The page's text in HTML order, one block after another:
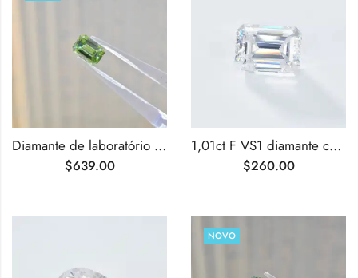
Diamante de laboratório verde vívido sofisticado com lapidação esmeralda de 1,01 ct
$639.00
1,01ct F VS1 diamante cultivado em laboratório com lapidação esmeralda
$260.00
NOVO